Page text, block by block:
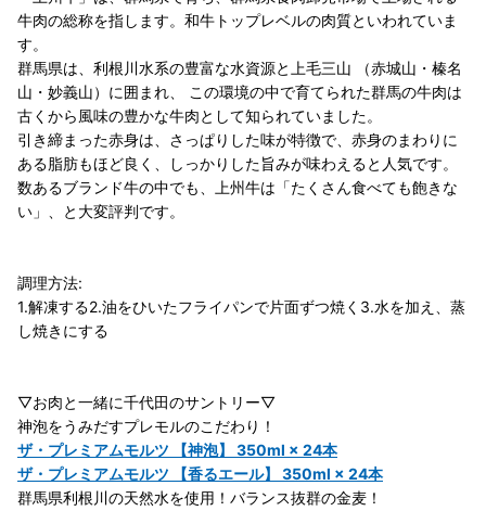
牛肉の総称を指します。和牛トップレベルの肉質といわれていま
す。
群馬県は、利根川水系の豊富な水資源と上毛三山 （赤城山・榛名
山・妙義山）に囲まれ、 この環境の中で育てられた群馬の牛肉は
古くから風味の豊かな牛肉として知られていました。
引き締まった赤身は、さっぱりした味が特徴で、赤身のまわりに
ある脂肪もほど良く、しっかりした旨みが味わえると人気です。
数あるブランド牛の中でも、上州牛は「たくさん食べても飽きな
い」、と大変評判です。
調理方法:
1.解凍する2.油をひいたフライパンで片面ずつ焼く3.水を加え、蒸
し焼きにする
▽お肉と一緒に千代田のサントリー▽
神泡をうみだすプレモルのこだわり！
ザ・プレミアムモルツ 【神泡】 350ml × 24本
ザ・プレミアムモルツ 【香るエール】 350ml × 24本
群馬県利根川の天然水を使用！バランス抜群の金麦！